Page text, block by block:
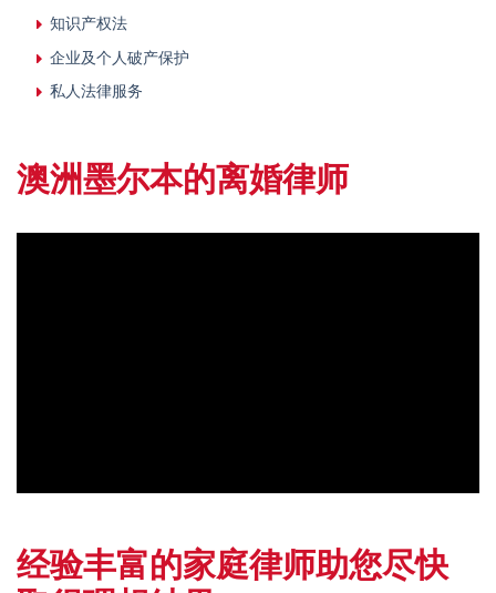
知识产权法
企业及个人破产保护
私人法律服务
澳洲墨尔本的离婚律师
经验丰富的家庭律师助您尽快